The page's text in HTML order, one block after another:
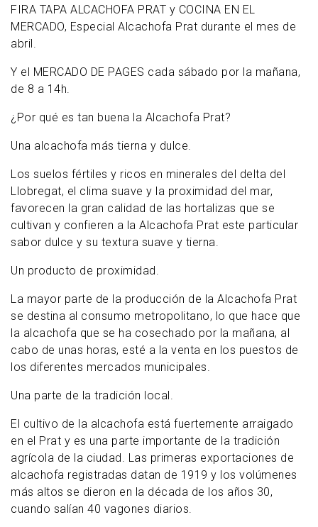
FIRA TAPA ALCACHOFA PRAT y COCINA EN EL
MERCADO, Especial Alcachofa Prat durante el mes de
abril.
Y el MERCADO DE PAGES cada sábado por la mañana,
de 8 a 14h.
¿Por qué es tan buena la Alcachofa Prat?
Una alcachofa más tierna y dulce.
Los suelos fértiles y ricos en minerales del delta del
Llobregat, el clima suave y la proximidad del mar,
favorecen la gran calidad de las hortalizas que se
cultivan y confieren a la Alcachofa Prat este particular
sabor dulce y su textura suave y tierna.
Un producto de proximidad.
La mayor parte de la producción de la Alcachofa Prat
se destina al consumo metropolitano, lo que hace que
la alcachofa que se ha cosechado por la mañana, al
cabo de unas horas, esté a la venta en los puestos de
los diferentes mercados municipales.
Una parte de la tradición local.
El cultivo de la alcachofa está fuertemente arraigado
en el Prat y es una parte importante de la tradición
agrícola de la ciudad. Las primeras exportaciones de
alcachofa registradas datan de 1919 y los volúmenes
más altos se dieron en la década de los años 30,
cuando salían 40 vagones diarios.